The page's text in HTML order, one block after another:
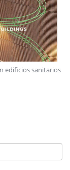
edificios sanitarios